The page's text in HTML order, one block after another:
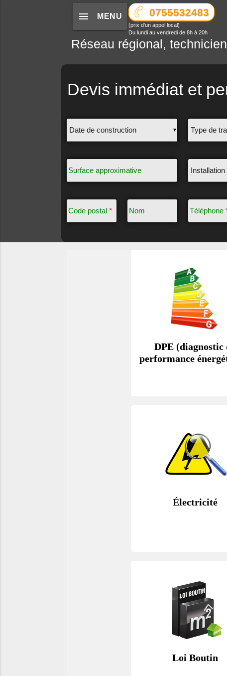
menu MENU 0755532483
(prix d'un appel local)
Du lundi au vendredi de 8h à 20h
Réseau régional,
Devis immédiat et
▼
Surface approximative
Code postal* Nom Téléphone
DPE (diagnostic
performance
Électricité
Loi Boutin